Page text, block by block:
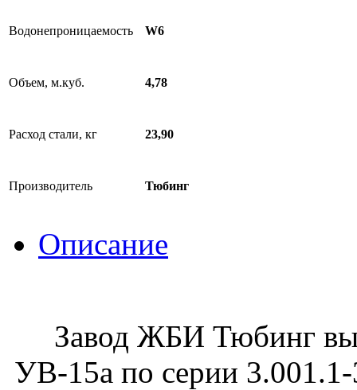
Водонепроницаемость W6
Объем, м.куб. 4,78
Расход стали, кг 23,90
Производитель Тюбинг
Описание
Завод ЖБИ Тюбинг
УВ-15а по серии